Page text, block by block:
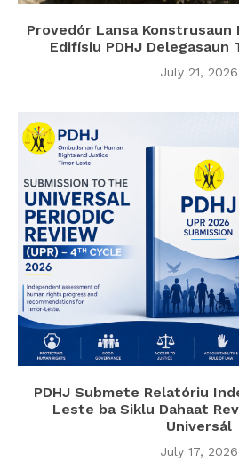
Provedór Lansa Konstrusaun
Edifísiu PDHJ Delegasaun
July 21, 2026
PDHJ Submete Relatóriu
Leste ba Siklu Dahaat
Universál
July 17, 2026